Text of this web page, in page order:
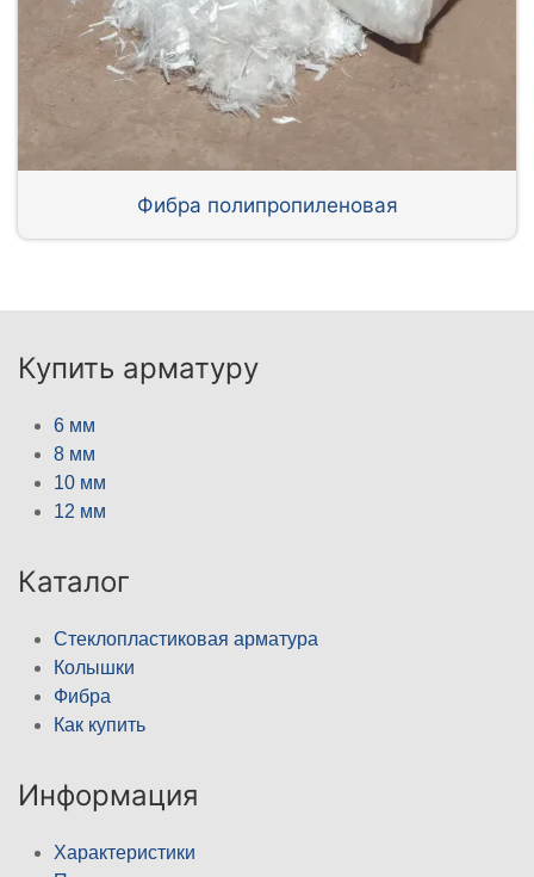
Фибра полипропиленовая
Купить арматуру
6 мм
8 мм
10 мм
12 мм
Каталог
Стеклопластиковая арматура
Колышки
Фибра
Как купить
Информация
Характеристики